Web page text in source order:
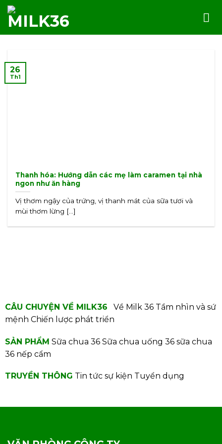
Skip
Thanh hóa: Hướng dẫn các mẹ làm caramen tại nhà
ngon như ăn hàng
Vị thơm ngậy của trứng, vị thanh mát của sữa tươi và
mùi thơm lừng [...]
26
Th1
CÂU CHUYỆN VỀ MILK36 Về Milk 36 Tầm nhìn và sứ
mệnh Chiến lược phát triển
SẢN PHẨM Sữa chua 36 Sữa chua uống 36 sữa chua
36 nếp cẩm
TRUYỀN THÔNG Tin tức sự kiện Tuyển dụng